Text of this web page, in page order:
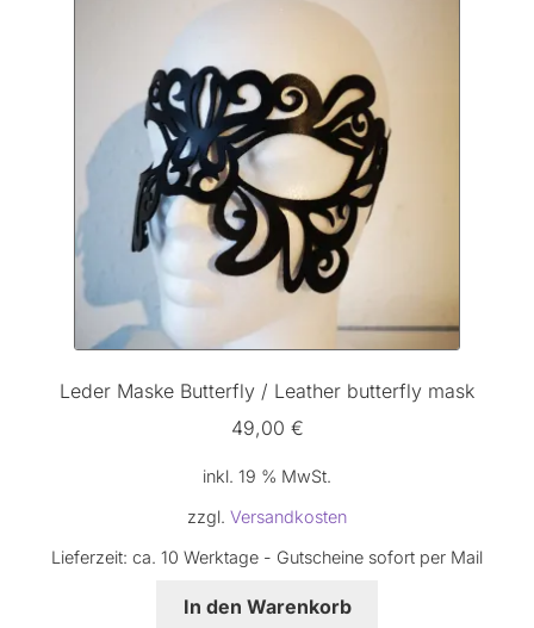
Leder Maske Butterfly / Leather butterfly mask
49,00 €
inkl. 19 % MwSt.
zzgl. Versandkosten
Lieferzeit: ca. 10 Werktage - Gutscheine sofort per Mail
In den Warenkorb